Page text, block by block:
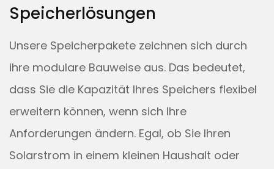
Speicherlösungen
Unsere Speicherpakete zeichnen sich durch
ihre modulare Bauweise aus. Das bedeutet,
dass Sie die Kapazität Ihres Speichers flexibel
erweitern können, wenn sich Ihre
Anforderungen ändern. Egal, ob Sie Ihren
Solarstrom in einem kleinen Haushalt oder